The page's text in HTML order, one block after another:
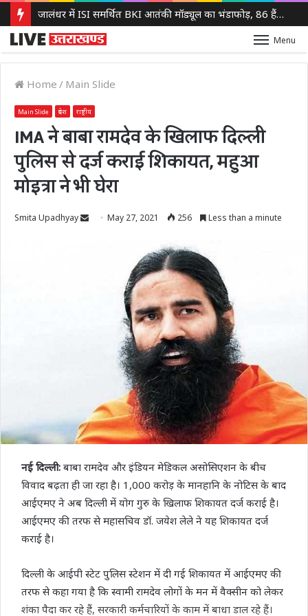
जालंधर में ISI समर्थित BKI आतंकी मॉड्यूल का भंडाफोड़, 86 हैंड ग्रेनेड बरामद, एक आरोपी गिरफ्तार
Menu
Home / Main Slide
Main Slide प्रदेश राष्ट्रीय
IMA ने बाबा रामदेव के खिलाफ दिल्ली
पुलिस से दर्ज कराई शिकायत, महुआ
मोइत्रा ने भी घेरा
Smita Upadhyay
SendMay 27, 2021 256 Less than a minute
नई दिल्ली: बाबा रामदेव और इंडियन मेडिकल असोसिएशन के बीच
विवाद बढ़ता ही जा रहा है। 1,000 करोड़ के मानहानि के नोटिस के बाद
आईएमए ने अब दिल्ली में योग गुरु के खिलाफ शिकायत दर्ज कराई है।
आईएमए की तरफ से महासचिव डॉ. जयेश लेले ने यह शिकायत दर्ज
कराई है।
दिल्ली के आईपी स्टेट पुलिस स्टेशन में दी गई शिकायत में आईएमए की
तरफ से कहा गया है कि स्वामी रामदेव लोगों के मन में वैक्सीन को लेकर
शंका पैदा कर रहे हैं, सरकारी कर्मचारियों के काम में बाधा डाल रहे हैं।